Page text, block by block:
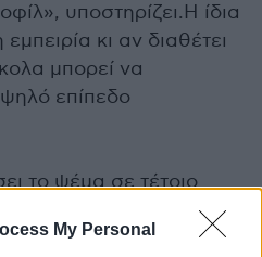
My Personal
υποστηρίζει.Η ίδια
κι αν διαθέτει
μπορεί να
επίπεδο
το ψέμα σε τέτοιο
τι έχει συμβεί,
τον εγκέφαλο»,